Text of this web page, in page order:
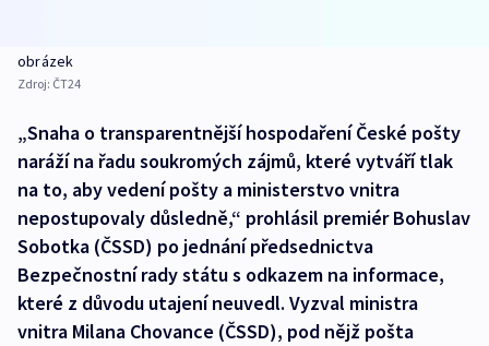
obrázek
Zdroj: ČT24
„Snaha o transparentnější hospodaření České pošty
naráží na řadu soukromých zájmů, které vytváří tlak
na to, aby vedení pošty a ministerstvo vnitra
nepostupovaly důsledně,“ prohlásil premiér Bohuslav
Sobotka (ČSSD) po jednání předsednictva
Bezpečnostní rady státu s odkazem na informace,
které z důvodu utajení neuvedl. Vyzval ministra
vnitra Milana Chovance (ČSSD), pod nějž pošta